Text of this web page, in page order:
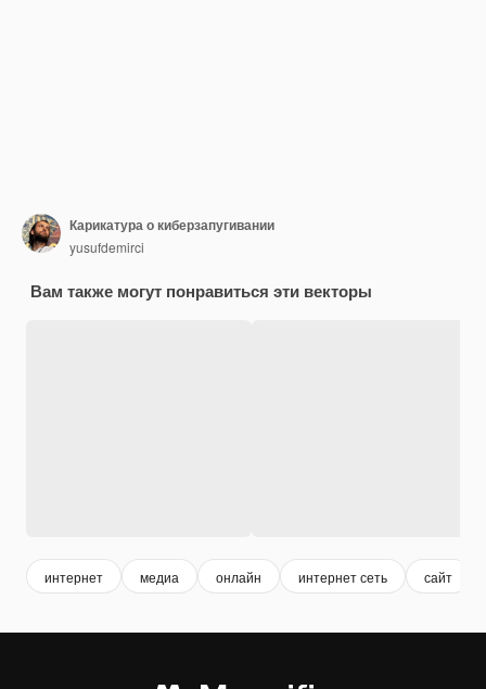
Карикатура о киберзапугивании
yusufdemirci
Вам также могут понравиться эти векторы
интернет медиа онлайн интернет сеть сайт